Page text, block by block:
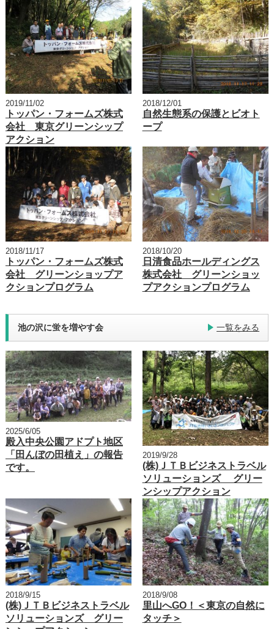
2019/11/02
トッパン・フォームズ株式
会社 東京グリーンシップ
アクション
2018/12/01
自然生態系の保護とビオト
ープ
2018/11/17
トッパン・フォームズ株式
会社 グリーンショップア
クションプログラム
2018/10/20
日清食品ホールディングス
株式会社 グリーンショッ
プアクションプログラム
池の沢に蛍を増やす会 一覧をみる
2025/6/05
殿入中央公園アドプト地区
「田んぼの田植え」の報告
です。
2019/9/28
(株)ＪＴＢビジネストラベル
ソリューションズ グリー
ンシップアクション
2018/9/15
(株)ＪＴＢビジネストラベル
ソリューションズ グリー
2018/9/08
里山へGO！＜東京の自然に
タッチ＞